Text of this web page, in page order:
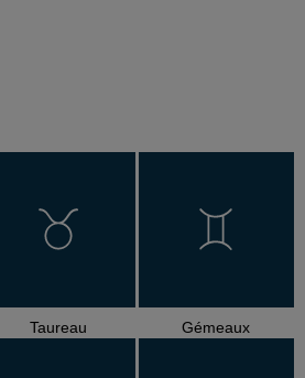
Taureau Gémeaux